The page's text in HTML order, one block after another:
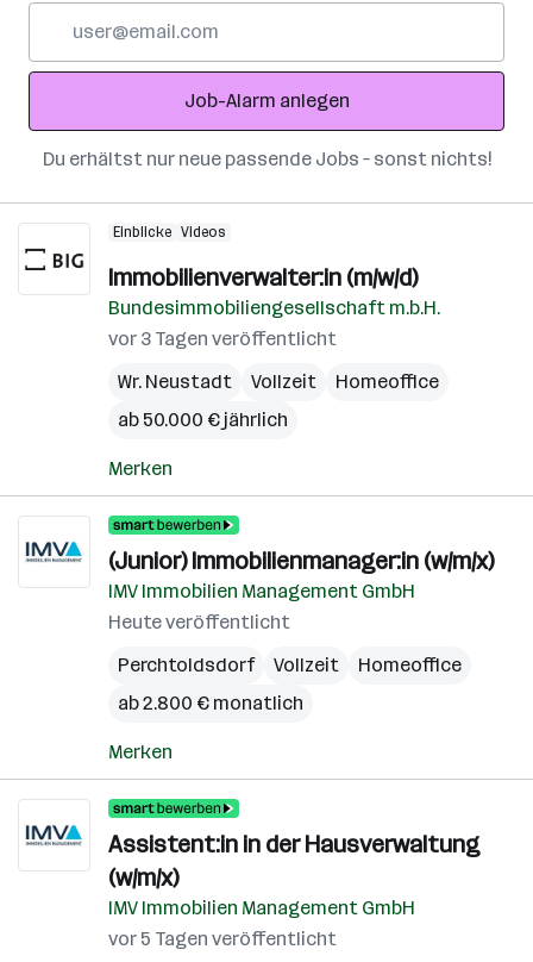
Adresse
Job-Alarm anlegen
Du erhältst nur neue passende Jobs – sonst nichts!
Einblicke Videos
Immobilienverwalter:in (m/w/d)
Bundesimmobiliengesellschaft m.b.H.
vor 3 Tagen veröffentlicht
Wr. Neustadt
Vollzeit
Homeoffice
ab 50.000 € jährlich
Merken
(Junior) Immobilienmanager:in (w/m/x)
IMV Immobilien Management GmbH
Heute veröffentlicht
Perchtoldsdorf
Vollzeit
Homeoffice
ab 2.800 € monatlich
Merken
Assistent:in in der Hausverwaltung
(w/m/x)
IMV Immobilien Management GmbH
vor 5 Tagen veröffentlicht